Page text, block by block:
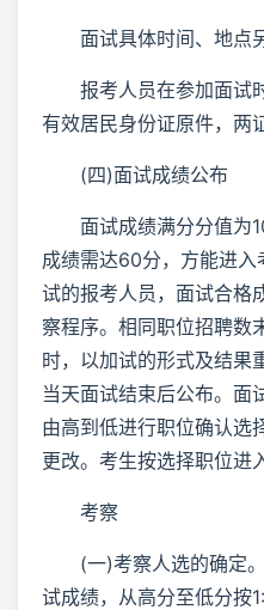
面试具体时间、地点另
报考人员在参加面试
有效居民身份证原件，两
(四)面试成绩公布
面试成绩满分分值为
成绩需达60分，方能进入
试的报考人员，面试合格
察程序。相同职位招聘数
时，以加试的形式及结果
当天面试结束后公布。面
由高到低进行职位确认选
更改。考生按选择职位进
考察
(一)考察人选的确定。
试成绩，从高分至低分按